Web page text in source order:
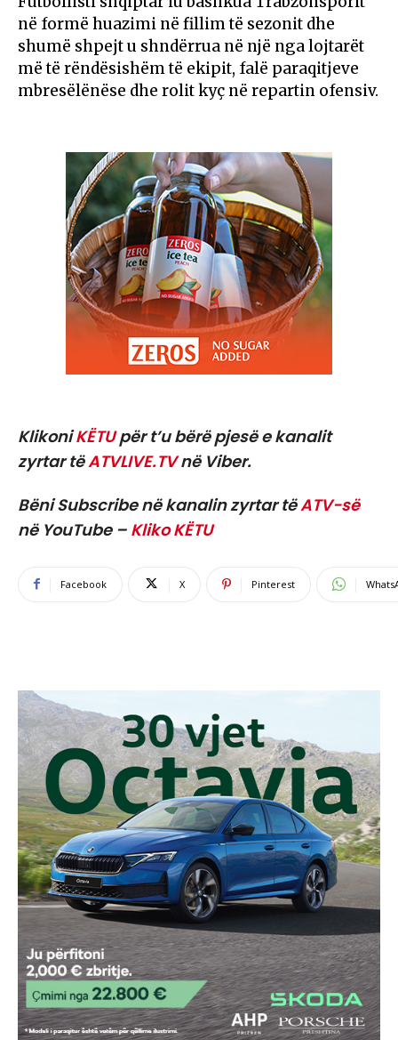
në formë huazimi në fillim të sezonit dhe
shumë shpejt u shndërrua në një nga lojtarët
më të rëndësishëm të ekipit, falë paraqitjeve
mbresëlënëse dhe rolit kyç në repartin ofensiv.
KlikoniKËTUpër t’u bërë pjesë e kanalit
zyrtar tëATVLIVE.TVnë Viber.
Bëni Subscribe në kanalin zyrtar tëATV-së
në YouTube – Kliko KËTU
Facebook X Pinterest